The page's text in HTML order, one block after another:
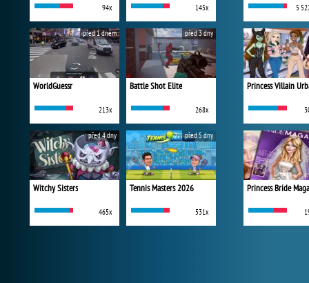
94x 145x
WorldGuessr
213x
před 1 dnem
Battle Shot Elite
268x
před 3 dny
Witchy Sisters
465x
před 4 dny
Tennis Masters 2026
531x
před 5 dny
5
Princess Bride